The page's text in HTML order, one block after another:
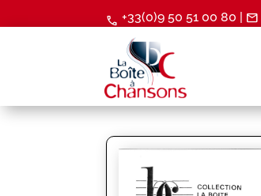
call +33(0)9 50 51 00 80 | mail